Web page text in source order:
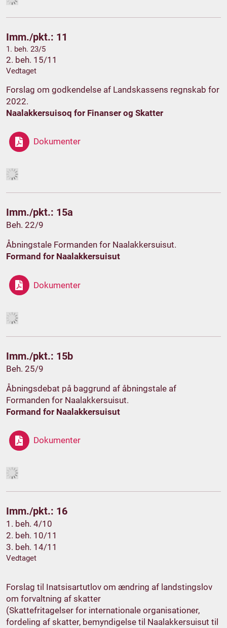
Imm./pkt.: 11
1. beh. 23/5
2. beh. 15/11
Vedtaget
Forslag om godkendelse af Landskassens regnskab for
2022.
Naalakkersuisoq for Finanser og Skatter
Dokumenter
Imm./pkt.: 15a
Beh. 22/9
Åbningstale Formanden for Naalakkersuisut.
Formand for Naalakkersuisut
Dokumenter
Imm./pkt.: 15b
Beh. 25/9
Åbningsdebat på baggrund af åbningstale af
Formanden for Naalakkersuisut.
Formand for Naalakkersuisut
Dokumenter
Imm./pkt.: 16
1. beh. 4/10
2. beh. 10/11
3. beh. 14/11
Vedtaget
Forslag til Inatsisartutlov om ændring af landstingslov
om forvaltning af skatter
(Skattefritagelser for internationale organisationer,
fordeling af skatter, bemyndigelse til Naalakkersuisut til